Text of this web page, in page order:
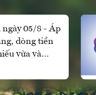
05/8 - Áp
dòng tiền
vừa và